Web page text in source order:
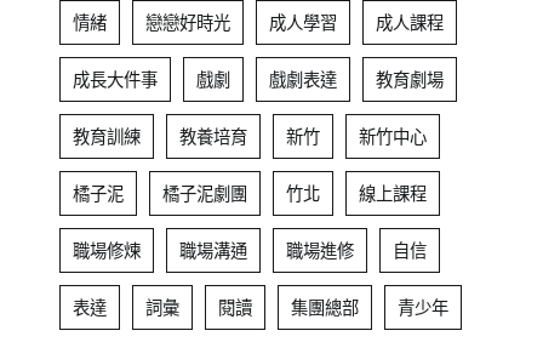
情緒 戀戀好時光 成人學習 成人課程
成長大件事 戲劇 戲劇表達 教育劇場
教育訓練 教養培育 新竹 新竹中心
橘子泥 橘子泥劇團 竹北 線上課程
職場修煉 職場溝通 職場進修 自信
表達 詞彙 閱讀 集團總部 青少年